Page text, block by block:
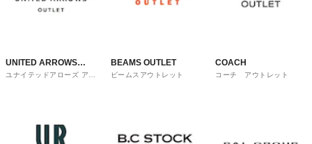
UNITED ARROWS
OUTLET
ユナイテッドアローズ アウ
BEAMS OUTLET
ビームスアウトレット
COACH
コーチ アウトレット